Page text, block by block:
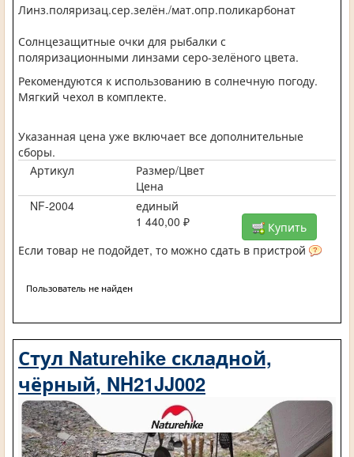
Линз.поляризац.сер.зелён./мат.опр.поликарбонат
Солнцезащитные очки для рыбалки с
поляризационными линзами серо-зелёного цвета.
Рекомендуются к использованию в солнечную погоду.
Мягкий чехол в комплекте.
Указанная цена уже включает все дополнительные
сборы.
Артикул
Размер/Цвет
Цена
NF-2004
единый
1 440,00 ₽
Купить
Если товар не подойдет, то можно сдать в пристрой
Пользователь не найден
Стул Naturehike складной,
чёрный, NH21JJ002